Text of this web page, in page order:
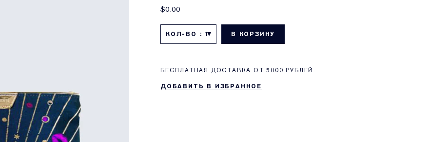
$0.00
КОЛ-ВО : 1 В КОРЗИНУ
БЕСПЛАТНАЯ ДОСТАВКА ОТ 5000 РУБЛЕЙ.
ДОБАВИТЬ В ИЗБРАННОЕ